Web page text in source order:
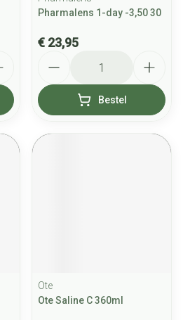
Pharmalens 1-day -3,50 30
€ 23,95
Bestel
Ote
Ote Saline C 360ml